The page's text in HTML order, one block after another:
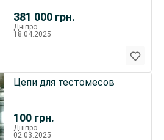
381 000 грн.
Дніпро
18.04.2025
100 грн.
Цепи для тестомесов
Дніпро
02.03.2025